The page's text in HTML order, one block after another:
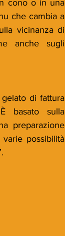
cono o in una
che cambia a
vicinanza di
anche sugli
di fattura
basato sulla
preparazione
possibilità